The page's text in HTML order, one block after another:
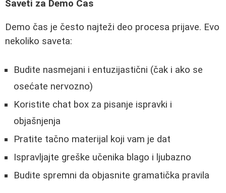
Saveti za Demo Čas
Demo čas je često najteži deo procesa prijave. Evo
nekoliko saveta:
Budite nasmejani i entuzijastični (čak i ako se
osećate nervozno)
Koristite chat box za pisanje ispravki i
objašnjenja
Pratite tačno materijal koji vam je dat
Ispravljajte greške učenika blago i ljubazno
Budite spremni da objasnite gramatička pravila